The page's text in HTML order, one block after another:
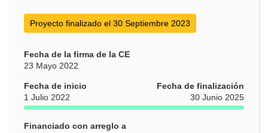
Proyecto finalizado el 30 Septiembre 2023
Fecha de la firma de la CE
23 Mayo 2022
Fecha de inicio
1 Julio 2022
Fecha de finalización
30 Junio 2025
Financiado con arreglo a